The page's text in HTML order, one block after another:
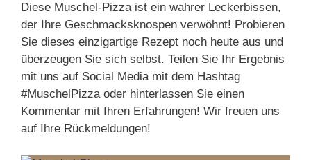
Diese Muschel-Pizza ist ein wahrer Leckerbissen,
der Ihre Geschmacksknospen verwöhnt! Probieren
Sie dieses einzigartige Rezept noch heute aus und
überzeugen Sie sich selbst. Teilen Sie Ihr Ergebnis
mit uns auf Social Media mit dem Hashtag
#MuschelPizza oder hinterlassen Sie einen
Kommentar mit Ihren Erfahrungen! Wir freuen uns
auf Ihre Rückmeldungen!